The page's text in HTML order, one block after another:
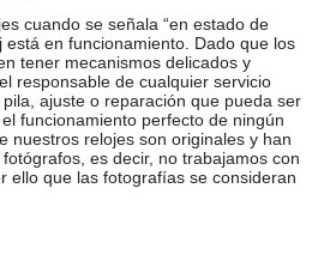
cuando se señala “en estado de
está en funcionamiento. Dado que los
tener mecanismos delicados y
responsable de cualquier servicio
ajuste o reparación que pueda ser
funcionamiento perfecto de ningún
nuestros relojes son originales y han
es decir, no trabajamos con
ello que las fotografías se consideran